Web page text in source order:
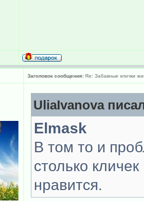
Заголовок сообщения: Re: Забавные клички
UliaIvanova
Elmask
В том то и
столько
нравится.